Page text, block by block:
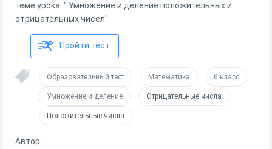
теме урока: " Умножение и деление положительных и
отрицательных чисел"
Пройти тест
Образовательный тест Математика 6 класс
Умножение и деление Отрицательные числа
Положительные числа
Автор: